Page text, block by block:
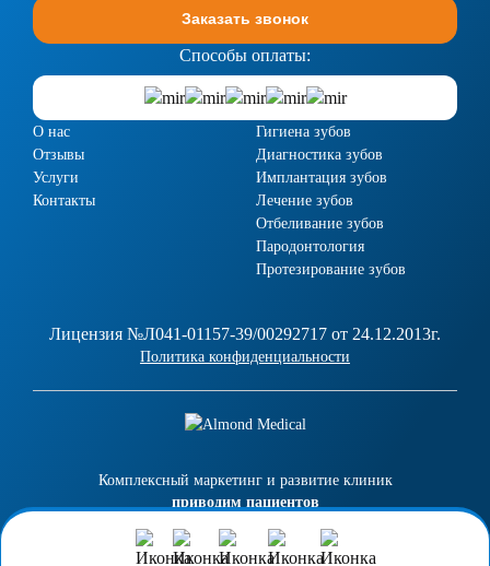
Заказать звонок
Способы оплаты:
О нас
Отзывы
Услуги
Контакты
Гигиена зубов
Диагностика зубов
Имплантация зубов
Лечение зубов
Отбеливание зубов
Пародонтология
Протезирование зубов
Лицензия №Л041-01157-39/00292717 от 24.12.2013г.
Политика конфиденциальности
Комплексный маркетинг и развитие клиник
приводим пациентов
almond-medical.ru